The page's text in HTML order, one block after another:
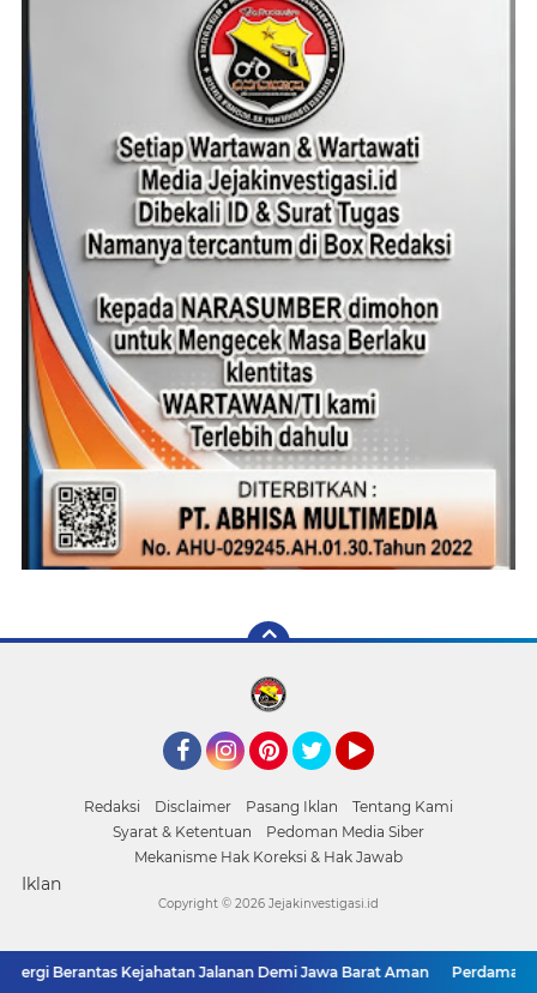
Redaksi Disclaimer Pasang Iklan
Tentang Kami
Syarat & Ketentuan
Pedoman Media Siber
Mekanisme Hak Koreksi & Hak Jawab
Iklan
Kejahatan Jalanan Demi Jawa Barat Aman Perdamaian Hotman
Copyright © 2026 Jejakinvestigasi.id